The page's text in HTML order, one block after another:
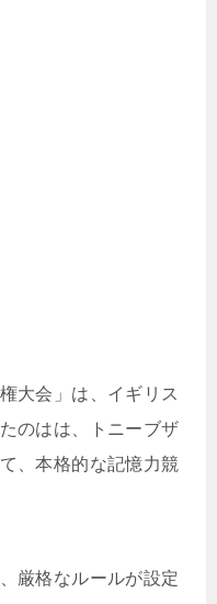
大会」は、イギリス
のはは、トニーブザ
、本格的な記憶力競
厳格なルールが設定